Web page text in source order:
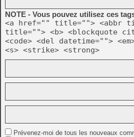
NOTE - Vous pouvez utilisez ces
<a href="" title=""> <abbr
title=""> <b> <blockquote
<code> <del datetime="">
<s> <strike> <strong>
Prévenez-moi de tous les nouveaux